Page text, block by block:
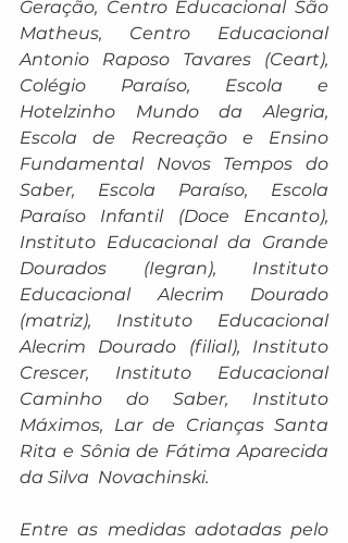
Geração, Centro Educacional São
Matheus, Centro Educacional
Antonio Raposo Tavares (Ceart),
Colégio Paraíso, Escola e
Hotelzinho Mundo da Alegria,
Escola de Recreação e Ensino
Fundamental Novos Tempos do
Saber, Escola Paraíso, Escola
Paraíso Infantil (Doce Encanto),
Instituto Educacional da Grande
Dourados (Iegran), Instituto
Educacional Alecrim Dourado
(matriz), Instituto Educacional
Alecrim Dourado (filial), Instituto
Crescer, Instituto Educacional
Caminho do Saber, Instituto
Máximos, Lar de Crianças Santa
Rita e Sônia de Fátima Aparecida
da Silva  Novachinski.
Entre as medidas adotadas pelo